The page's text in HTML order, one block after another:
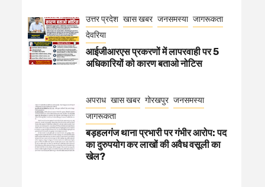
उत्तर प्रदेश खास खबर जनसमस्या जागरूकता
देवरिया
आईजीआरएस प्रकरणों में लापरवाही पर 5
अधिकारियों को कारण बताओ नोटिस
अपराध खास खबर गोरखपुर जनसमस्या
जागरूकता
बड़हलगंज थाना प्रभारी पर गंभीर आरोप: पद
का दुरुपयोग कर लाखों की अवैध वसूली का
खेल?